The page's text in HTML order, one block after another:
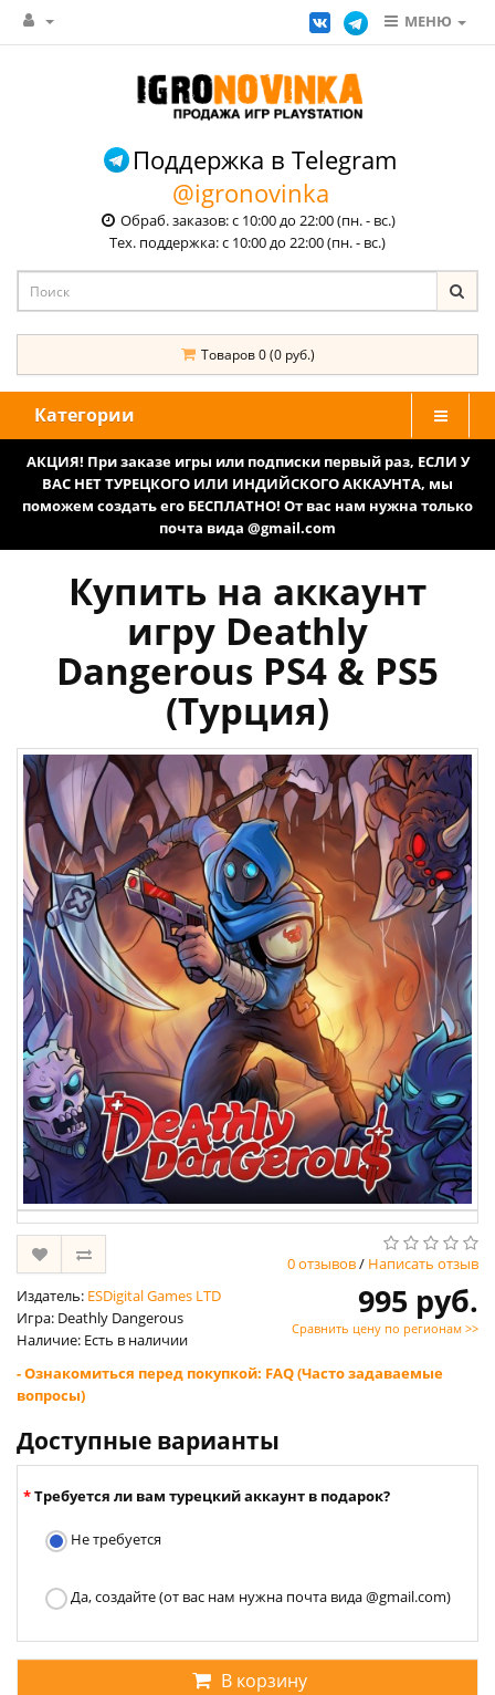
МЕНЮ
Поддержка в Telegram
@igronovinka
Обраб. заказов: с 10:00 до 22:00 (пн. - вс.)
Тех. поддержка: с 10:00 до 22:00 (пн. - вс.)
Товаров 0 (0 руб.)
Категории
АКЦИЯ! При заказе игры или подписки первый раз, ЕСЛИ У
ВАС НЕТ ТУРЕЦКОГО ИЛИ ИНДИЙСКОГО АККАУНТА, мы
поможем создать его БЕСПЛАТНО! От вас нам нужна только
почта вида @gmail.com
Купить на аккаунт
игру Deathly
Dangerous PS4 & PS5
(Турция)
0 отзывов/ Написать отзыв
Издатель: ESDigital Games LTD
Игра: Deathly Dangerous
Наличие: Есть в наличии
995 руб.
Сравнить цену по регионам >>
- Ознакомиться перед покупкой: FAQ (Часто задаваемые
вопросы)
Доступные варианты
Требуется ли вам турецкий аккаунт в подарок?
Не требуется
Да, создайте (от вас нам нужна почта вида @gmail.com)
В корзину